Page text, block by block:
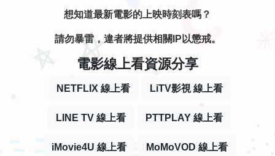
想知道最新電影的上映時刻表嗎？
請勿暴雷，違者將提供相關IP以懲戒。
電影線上看資源分享
NETFLIX 線上看 LiTV影視 線上看
LINE TV 線上看 PTTPLAY 線上看
iMovie4U 線上看 MoMoVOD 線上看